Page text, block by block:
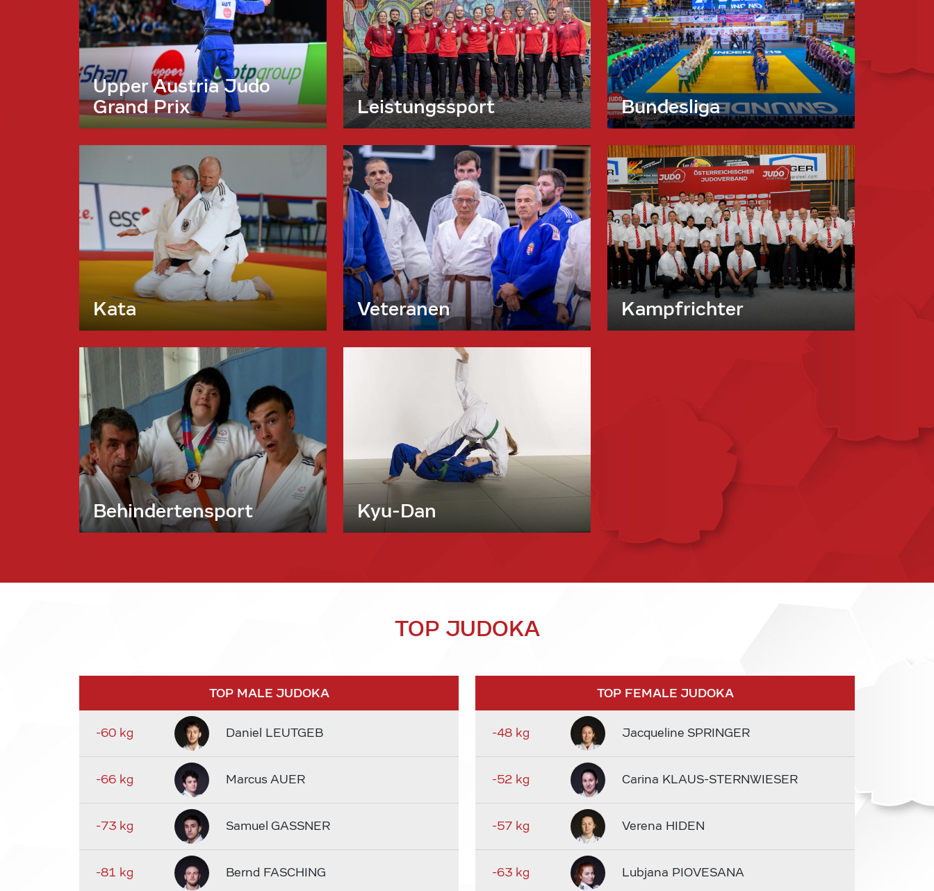
Upper Austria Judo
Grand Prix
Leistungssport Bundesliga
Kata Veteranen Kampfrichter
Behindertensport Kyu-Dan
TOP JUDOKA
TOP MALE JUDOKA
-60 kg Daniel LEUTGEB
-66 kg Marcus AUER
-73 kg Samuel GASSNER
-81 kg Bernd FASCHING
TOP FEMALE JUDOKA
-48 kg Jacqueline SPRINGER
-52 kg Carina KLAUS-STERNWIESER
-57 kg Verena HIDEN
-63 kg Lubjana PIOVESANA